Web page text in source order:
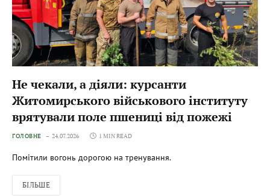
Не чекали, а діяли: курсанти
Житомирського військового інституту
врятували поле пшениці від пожежі
ГОЛОВНЕ 24.07.2026 1 MIN READ
Помітили вогонь дорогою на тренування.
БІЛЬШЕ